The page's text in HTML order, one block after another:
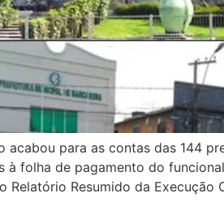
acabou para as contas das 144
à folha de pagamento do
Relatório Resumido da Execução